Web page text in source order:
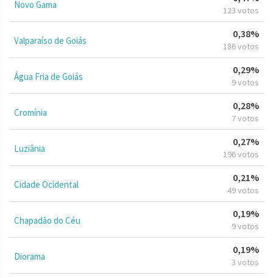
Novo Gama 123 votos
Valparaíso de Goiás
0,38%
186 votos
Água Fria de Goiás
0,29%
9 votos
Cromínia
0,28%
7 votos
Luziânia
0,27%
196 votos
Cidade Ocidental
0,21%
49 votos
Chapadão do Céu
0,19%
9 votos
Diorama
0,19%
3 votos